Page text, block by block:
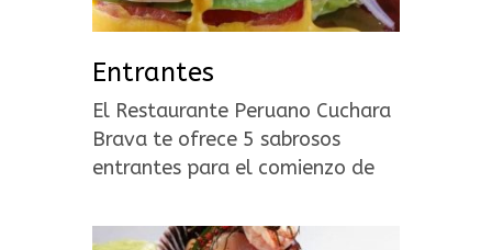
Entrantes
El Restaurante Peruano Cuchara
Brava te ofrece 5 sabrosos
entrantes para el comienzo de
peruana.